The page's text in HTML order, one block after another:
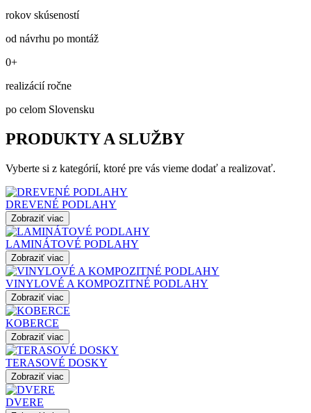
rokov skúseností
od návrhu po montáž
0+
realizácií ročne
po celom Slovensku
PRODUKTY A SLUŽBY
Vyberte si z kategórií, ktoré pre vás vieme dodať a realizovať.
DREVENÉ PODLAHY
Zobraziť viac
LAMINÁTOVÉ PODLAHY
Zobraziť viac
VINYLOVÉ A KOMPOZITNÉ PODLAHY
Zobraziť viac
KOBERCE
Zobraziť viac
TERASOVÉ DOSKY
Zobraziť viac
DVERE